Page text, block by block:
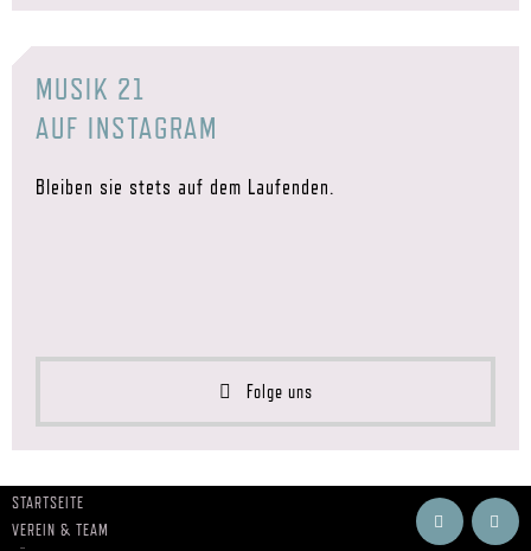
MUSIK 21
AUF INSTAGRAM
Bleiben sie stets auf dem Laufenden.
Folge uns
STARTSEITE
VEREIN & TEAM